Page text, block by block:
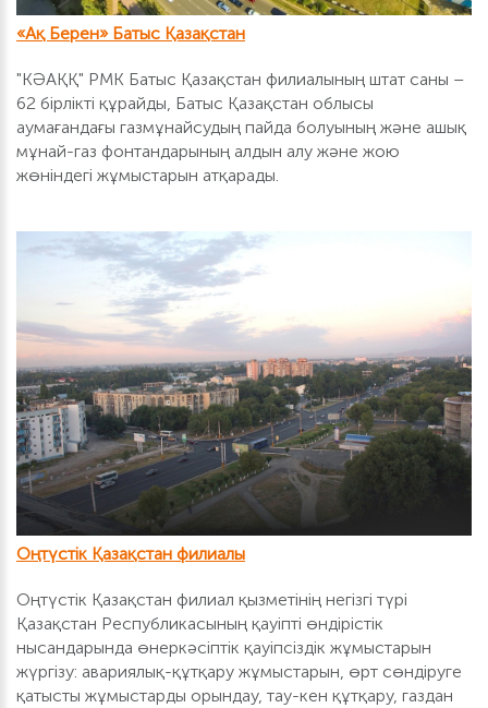
«Ақ Берен» Батыс Қазақстан
"КӘАҚҚ" РМК Батыс Қазақстан филиалының штат саны –
62 бірлікті құрайды, Батыс Қазақстан облысы
аумағандағы газмұнайсудың пайда болуының және ашық
мұнай-газ фонтандарының алдын алу және жою
жөніндегі жұмыстарын атқарады.
Оңтүстік Қазақстан филиалы
Оңтүстік Қазақстан филиал қызметінің негізгі түрі
Қазақстан Республикасының қауіпті өндірістік
нысандарында өнеркәсіптік қауіпсіздік жұмыстарын
жүргізу: авариялық-құтқару жұмыстарын, өрт сөндіруге
қатысты жұмыстарды орындау, тау-кен құтқару, газдан